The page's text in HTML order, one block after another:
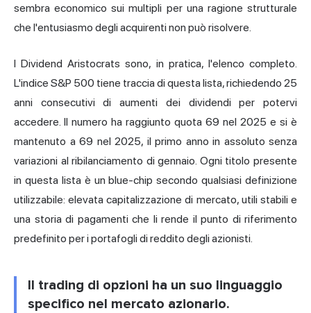
sembra economico sui multipli per una ragione strutturale
che l'entusiasmo degli acquirenti non può risolvere.
I Dividend Aristocrats sono, in pratica, l'elenco completo.
L'indice S&P 500 tiene traccia di questa lista, richiedendo 25
anni consecutivi di aumenti dei dividendi per potervi
accedere. Il numero ha raggiunto quota 69 nel 2025 e si è
mantenuto a 69 nel 2025, il primo anno in assoluto senza
variazioni al ribilanciamento di gennaio. Ogni titolo presente
in questa lista è un blue-chip secondo qualsiasi definizione
utilizzabile: elevata capitalizzazione di mercato, utili stabili e
una storia di pagamenti che li rende il punto di riferimento
predefinito per i portafogli di reddito degli azionisti.
Il trading di opzioni ha un suo linguaggio
specifico nel mercato azionario.